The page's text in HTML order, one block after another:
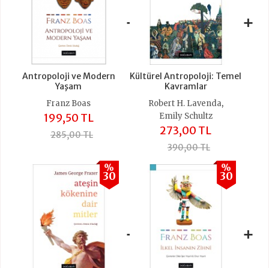
Antropoloji ve Modern
Yaşam
Franz Boas
199,50 TL
285,00 TL
+
Kültürel Antropoloji: Temel
Kavramlar
Robert H. Lavenda,
Emily Schultz
273,00 TL
390,00 TL
+
%
30
+
%
30
+